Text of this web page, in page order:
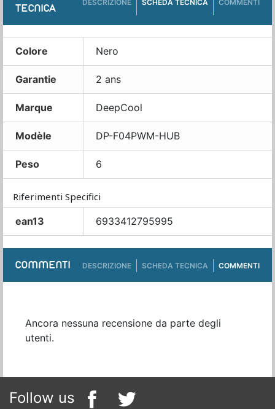
TECNICA
DESCRIZIONE SCHEDA TECNICA COMMENTI
Colore Nero
Garantie 2 ans
Marque DeepCool
Modèle DP-F04PWM-HUB
Peso 6
Riferimenti Specifici
ean13
6933412795995
COMMENTI DESCRIZIONE SCHEDA TECNICA COMMENTI
Ancora nessuna recensione da parte degli
utenti.
Follow us